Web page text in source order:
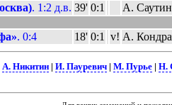
. 1:2 д.в. 39' 0:1 А. Саутин
. 0:4 18' 0:1 v! А.
А. Никитин| И. Пауревич| М. Пурье| Н.